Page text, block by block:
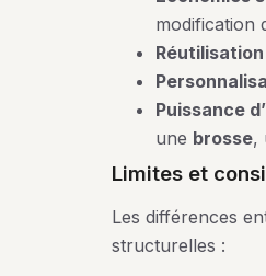
modification
Puissance
une brosse,
limites et
Les différences
structurelles :